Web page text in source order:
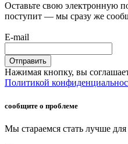
Оставьте свою электронную
поступит — мы сразу же
E-mail
Отправить
Нажимая кнопку, вы
Политикой
сообщите о проблеме
Мы стараемся стать лучше для